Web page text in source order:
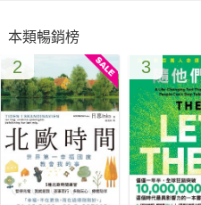
◎德行是基礎，身心健康是關鍵
基礎上的幸福才完整。
我們的內心每天會自導自演地
我們最在意的事。因為我們對
本類暢銷榜
2 3